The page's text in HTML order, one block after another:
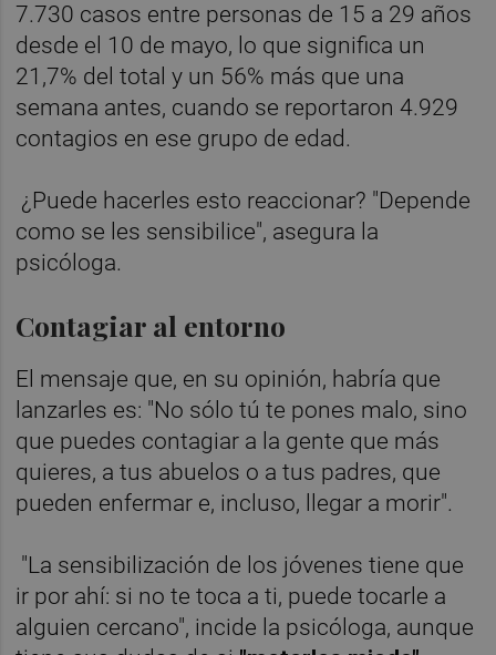
7.730 casos entre personas de 15 a 29 años
desde el 10 de mayo, lo que significa un
21,7% del total y un 56% más que una
semana antes, cuando se reportaron 4.929
contagios en ese grupo de edad.
¿Puede hacerles esto reaccionar? "Depende
como se les sensibilice", asegura la
psicóloga.
Contagiar al entorno
El mensaje que, en su opinión, habría que
lanzarles es: "No sólo tú te pones malo, sino
que puedes contagiar a la gente que más
quieres, a tus abuelos o a tus padres, que
pueden enfermar e, incluso, llegar a morir".
"La sensibilización de los jóvenes tiene que
ir por ahí: si no te toca a ti, puede tocarle a
alguien cercano", incide la psicóloga, aunque